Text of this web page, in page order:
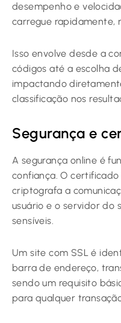
desempenho e
carregue rapidamente,
Isso envolve desde a
códigos até a escolha
impactando
classificação nos
Segurança e
A segurança online é
confiança. O certificado
criptografa a
usuário e o servidor do
sensíveis.
Um site com SSL é
barra de endereço,
sendo um requisito
para qualquer